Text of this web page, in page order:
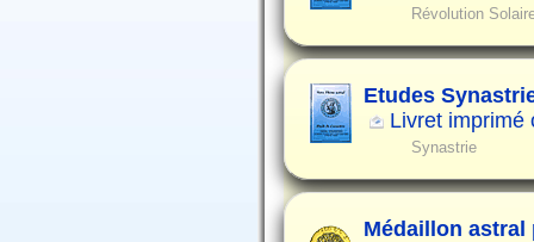
Révolution
Etudes
Livret imprimé
Synastrie
Médaillon astral